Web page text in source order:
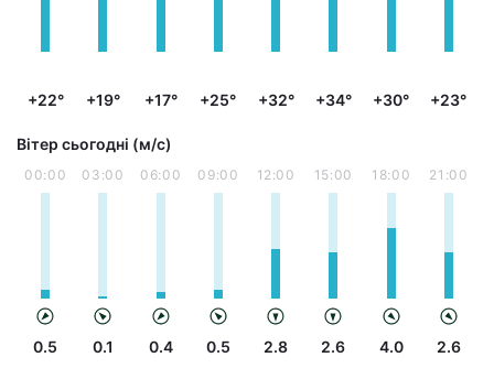
+22° +19° +17° +25° +32° +34° +30° +23°
Вітер сьогодні (м/с)
00:00
0.5
03:00
0.1
06:00
0.4
09:00
0.5
12:00
2.8
15:00
2.6
18:00
4.0
21:00
2.6